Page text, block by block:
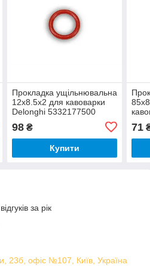
Прокладка ущільнювальна
12х8.5х2 для кавоварки
Delonghi 5332177500
98₴
Купити
71
за рік
23б, офіс №107, Київ, Україна